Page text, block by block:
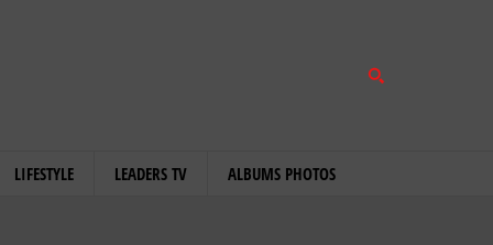
LIFESTYLE LEADERS TV ALBUMS PHOTOS